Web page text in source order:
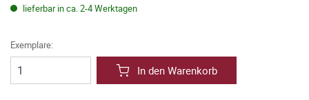
lieferbar in ca. 2-4 Werktagen
Exemplare:
In den Warenkorb